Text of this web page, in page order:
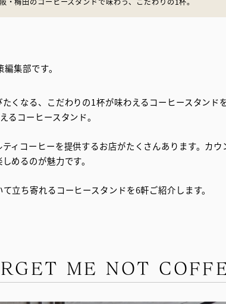
集部です。
くなる、こだわりの1杯が味わえるコーヒースタン
るコーヒースタンド。
ィコーヒーを提供するお店がたくさんあります。カ
めるのが魅力です。
立ち寄れるコーヒースタンドを6軒ご紹介します。
ME NOT